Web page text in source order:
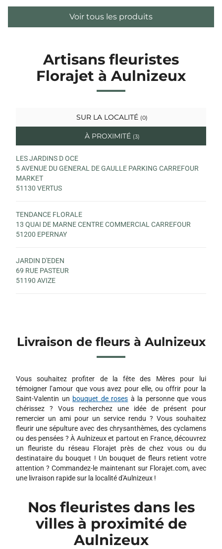
Voir tous les produits
Artisans fleuristes
Florajet à Aulnizeux
SUR LA LOCALITÉ (0)
À PROXIMITÉ (3)
LES JARDINS D OCE
5 AVENUE DU GENERAL DE GAULLE PARKING CARREFOUR
MARKET
51130 VERTUS
TENDANCE FLORALE
13 QUAI DE MARNE CENTRE COMMERCIAL CARREFOUR
51200 EPERNAY
JARDIN D'EDEN
69 RUE PASTEUR
51190 AVIZE
Livraison de fleurs à Aulnizeux
Vous souhaitez profiter de la fête des Mères pour lui
témoigner l’amour que vous avez pour elle, ou offrir pour la
Saint-Valentin un bouquet de roses à la personne que vous
chérissez ? Vous recherchez une idée de présent pour
remercier un ami pour un service rendu ? Vous souhaitez
fleurir une sépulture avec des chrysanthèmes, des cyclamens
ou des pensées ? À Aulnizeux et partout en France, découvrez
un fleuriste du réseau Florajet près de chez vous ou du
destinataire du bouquet ! Un bouquet de fleurs retient votre
attention ? Commandez-le maintenant sur Florajet.com, avec
une livraison rapide sur la localité d'Aulnizeux !
Nos fleuristes dans les
villes à proximité de
Aulnizeux